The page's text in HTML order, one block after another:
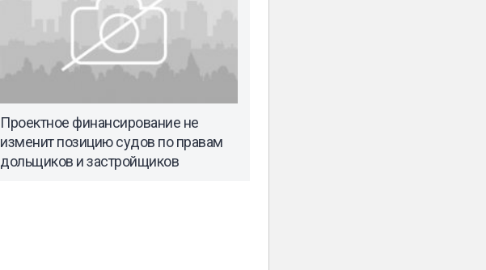
Проектное финансирование не
изменит позицию судов по правам
дольщиков и застройщиков